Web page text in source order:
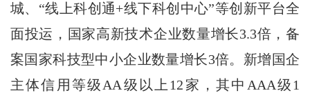
城、“线上科创通+线下科创中心”等创新平台全
面投运，国家高新技术企业数量增长3.3倍，备
案国家科技型中小企业数量增长3倍。新增国企
主体信用等级AA级以上12家，其中AAA级1